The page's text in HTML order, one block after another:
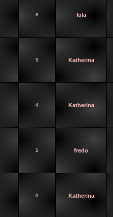
8 lula
5 Katherina
4 Katherina
1 fredo
0 Katherina